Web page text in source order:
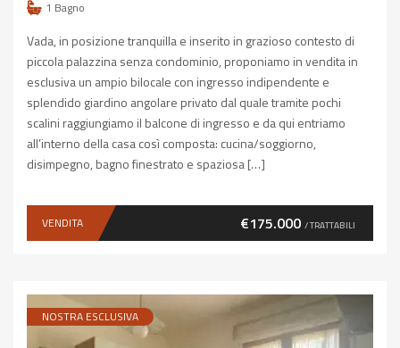
1 Bagno
Vada, in posizione tranquilla e inserito in grazioso contesto di
piccola palazzina senza condominio, proponiamo in vendita in
esclusiva un ampio bilocale con ingresso indipendente e
splendido giardino angolare privato dal quale tramite pochi
scalini raggiungiamo il balcone di ingresso e da qui entriamo
all’interno della casa così composta: cucina/soggiorno,
disimpegno, bagno finestrato e spaziosa […]
VENDITA €175.000 / TRATTABILI
NOSTRA ESCLUSIVA